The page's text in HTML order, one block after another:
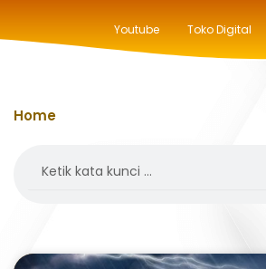
Youtube Toko Digital
Home